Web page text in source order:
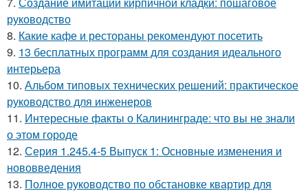
руководство
8. Какие кафе и рестораны рекомендуют посетить
9. 13 бесплатных программ для создания идеального
интерьера
10. Альбом типовых технических решений: практическое
руководство для инженеров
11. Интересные факты о Калининграде: что вы не знали
о этом городе
12. Серия 1.245.4-5 Выпуск 1: Основные изменения и
нововведения
13. Полное руководство по обстановке квартир для